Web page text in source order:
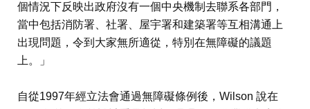
個情況下反映出政府沒有一個中央機制去聯系各部門，
當中包括消防署、社署、屋宇署和建築署等互相溝通上
出現問題，令到大家無所適從，特別在無障礙的議題
上。」
自從1997年經立法會通過無障礙條例後，Wilson 說在